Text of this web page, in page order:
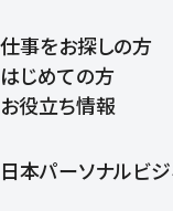
仕事をお探しの方
はじめての方
登録から就業開始
お役立ち情報
日本パーソナルビ